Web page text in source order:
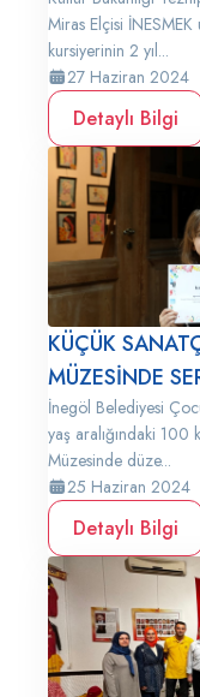
Miras Elçisi
kursiyerinin 2 yıl...
27 Haziran 2024
Detaylı Bilgi
KÜÇÜK
MÜZESİNDE
İnegöl Belediyesi
yaş aralığındaki 100
Müzesinde düze...
25 Haziran 2024
Detaylı Bilgi